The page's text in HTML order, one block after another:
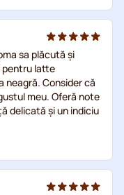
sa plăcută și
pentru latte
neagră. Consider că
meu. Oferă note
delicată și un indiciu